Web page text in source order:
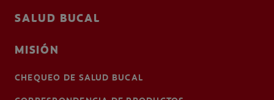
SALUD BUCAL
MISIÓN
CHEQUEO DE SALUD BUCAL